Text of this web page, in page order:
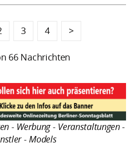
3 4 >
66 Nachrichten
- Werbung - Veranstaltungen -
- Models